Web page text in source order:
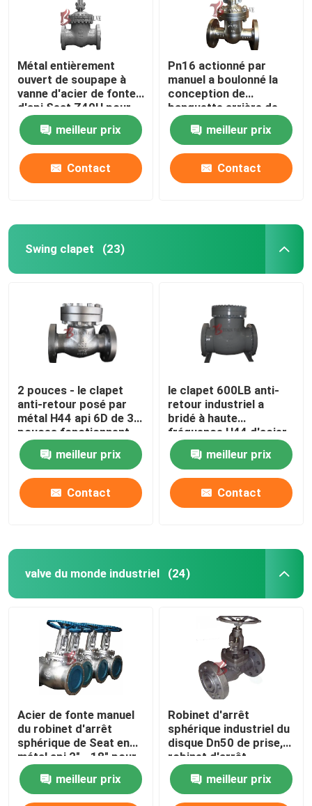
Métal entièrement
ouvert de soupape à
vanne d'acier de fonte
d'api Seat Z40H pour
l'huile/industrie du gaz
meilleur prix
Contact
Pn16 actionné par
manuel a boulonné la
conception de
banquette arrière de
soupape à vanne de
capot rf/BWmeilleur prix
Contact
Swing clapet (23)
2 pouces - le clapet
anti-retour posé par
métal H44 api 6D de 36
pouces fonctionnent
automatiquement
meilleur prix
Contact
le clapet 600LB anti-
retour industriel a
bridé à haute
fréquence H44 d'acier
au carbone de fonte 30
poucesmeilleur prix
Contact
valve du monde industriel (24)
Acier de fonte manuel
du robinet d'arrêt
sphérique de Seat en
métal api 2" - 18" pour
l'écoulement de
réglementation
meilleur prix
Robinet d'arrêt
sphérique industriel du
disque Dn50 de prise,
robinet d'arrêt
sphérique à flasque
d'acier au carbone
d'extrémité de RTJ
meilleur prix